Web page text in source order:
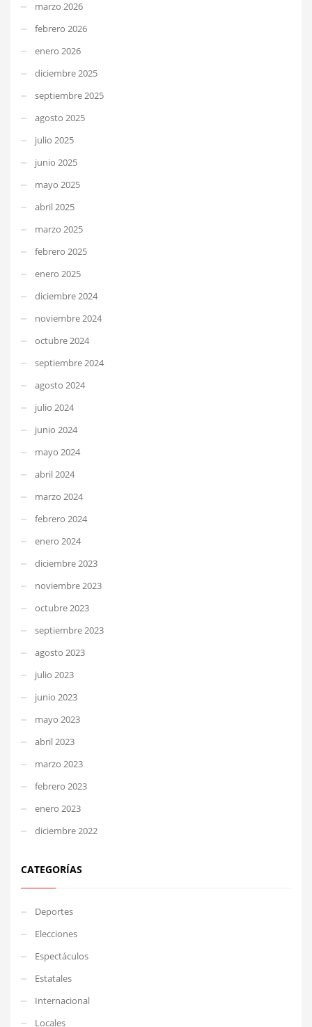
marzo 2026
febrero 2026
enero 2026
diciembre 2025
septiembre 2025
agosto 2025
julio 2025
junio 2025
mayo 2025
abril 2025
marzo 2025
febrero 2025
enero 2025
diciembre 2024
noviembre 2024
octubre 2024
septiembre 2024
agosto 2024
julio 2024
junio 2024
mayo 2024
abril 2024
marzo 2024
febrero 2024
enero 2024
diciembre 2023
noviembre 2023
octubre 2023
septiembre 2023
agosto 2023
julio 2023
junio 2023
mayo 2023
abril 2023
marzo 2023
febrero 2023
enero 2023
diciembre 2022
CATEGORÍAS
Deportes
Elecciones
Espectáculos
Estatales
Internacional
Locales